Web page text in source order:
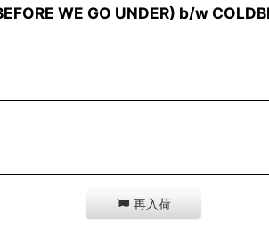
WE GO UNDER) b/w
再入荷